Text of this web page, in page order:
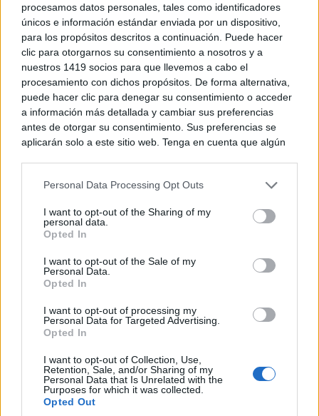
procesamos datos personales, tales como identificadores
únicos e información estándar enviada por un dispositivo,
para los propósitos descritos a continuación. Puede hacer
clic para otorgarnos su consentimiento a nosotros y a
nuestros 1419 socios para que llevemos a cabo el
procesamiento con dichos propósitos. De forma alternativa,
puede hacer clic para denegar su consentimiento o acceder
a información más detallada y cambiar sus preferencias
antes de otorgar su consentimiento. Sus preferencias se
aplicarán solo a este sitio web. Tenga en cuenta que algún
rechazar tal procesamiento. Puede cambiar sus preferencias
a este sitio y haciendo clic en el botón "Privacidad" en la
parte inferior de la página web.
Please note that this website/app uses one or more Google
services and may gather and store information including but
not limited to your visit or usage behaviour. You may click to
use your data for below specified purposes in below Google
consent section.
Personal Data Processing Opt Outs
I want to opt-out of the Sharing of my
personal data.
Opted In
I want to opt-out of the Sale of my
Personal Data.
Opted In
I want to opt-out of processing my
Personal Data for Targeted Advertising.
Opted In
I want to opt-out of Collection, Use,
Retention, Sale, and/or Sharing of my
Personal Data that Is Unrelated with the
Purposes for which it was collected.
Opted Out
Corepunk MMORPG
Un verdadero MMORPG de la vieja escuela ¡Cómo los
de antes, pero mejor!
La ciencia explica por qué el bostezo es contagioso